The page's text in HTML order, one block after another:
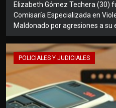
Elizabeth Gómez Techera (30)
Comisaría Especializada en
Maldonado por agresiones a su
POLICIALES Y JUDICIALES